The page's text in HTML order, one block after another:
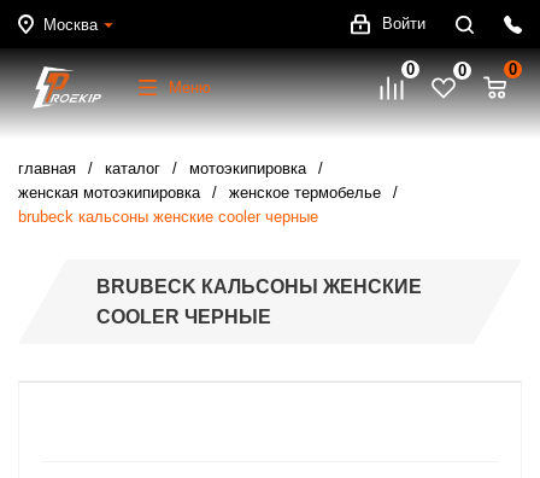
Москва Войти
Меню
0 0 0
главная каталог
мотоэкипировка
женская мотоэкипировка
женское термобелье
brubeck кальсоны женские cooler черные
BRUBECK КАЛЬСОНЫ ЖЕНСКИЕ
COOLER ЧЕРНЫЕ